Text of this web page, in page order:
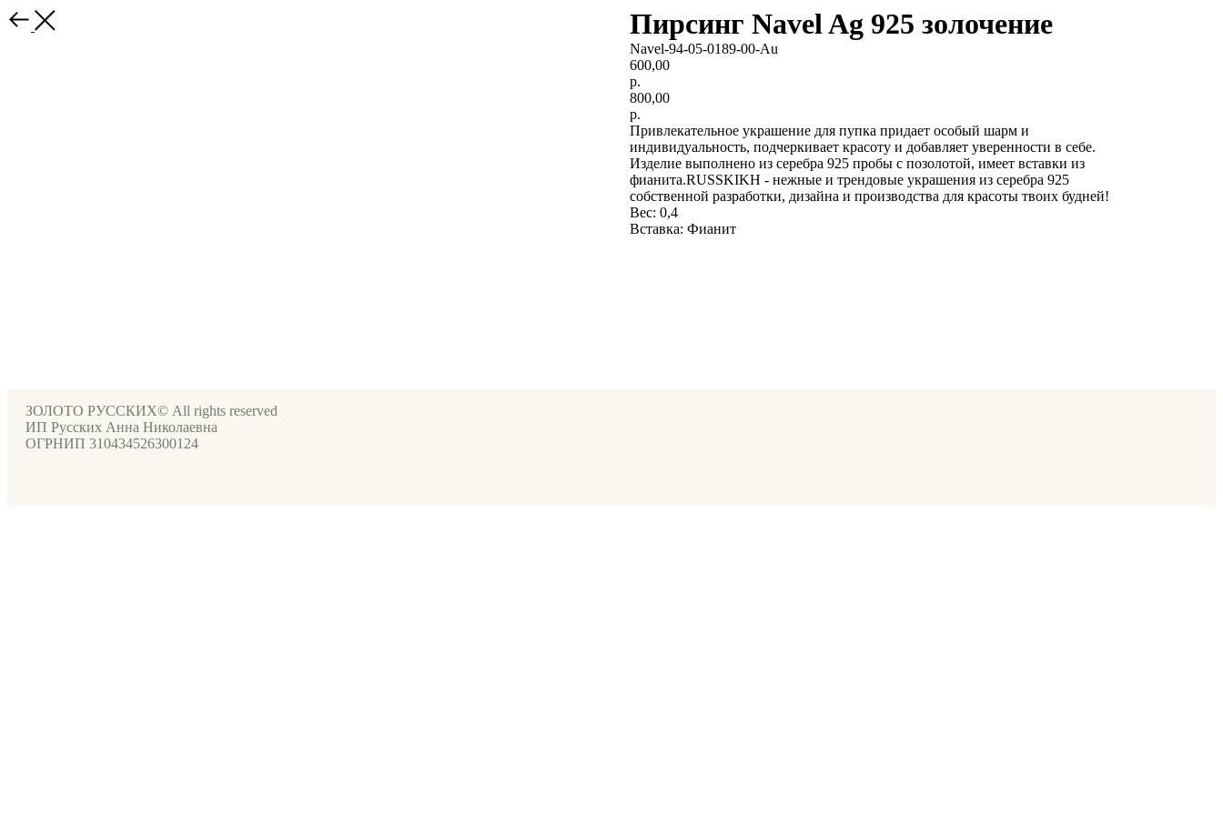
Пирсинг Navel Ag 925 золочение
Navel-94-05-0189-00-Au
600,00
р.
800,00
р.
Привлекательное украшение для пупка придает особый шарм и
индивидуальность, подчеркивает красоту и добавляет уверенности в себе.
Изделие выполнено из серебра 925 пробы с позолотой, имеет вставки из
фианита.RUSSKIKH - нежные и трендовые украшения из серебра 925
собственной разработки, дизайна и производства для красоты твоих будней!
Вес: 0,4
Вставка: Фианит
ЗОЛОТО РУССКИХ© All rights reserved
ИП Русских Анна Николаевна
ОГРНИП 310434526300124